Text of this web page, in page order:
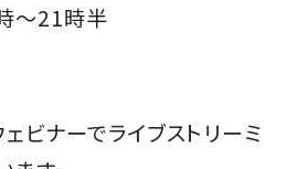
～21時半 ​
ェビナーでライブストリーミ